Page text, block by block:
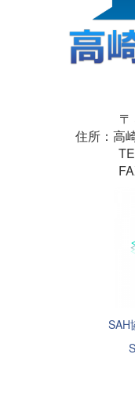
住所：高
SAH